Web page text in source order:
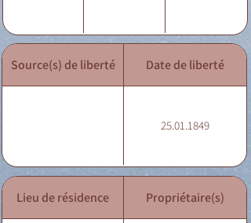
Source(s) de liberté Date de liberté
25.01.1849
Lieu de résidence Propriétaire(s)